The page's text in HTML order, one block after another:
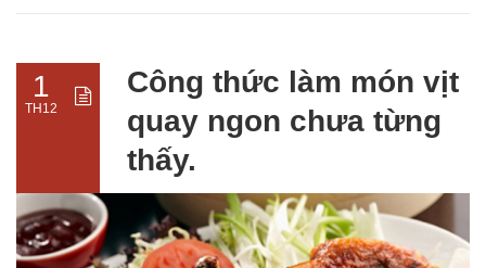
1
TH12
Công thức làm món vịt
quay ngon chưa từng
thấy.